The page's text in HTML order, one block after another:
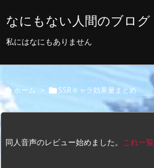
なにもない人間のブログ
私にはなにもありません
 ホーム > SSRキャラ効果量まとめ
同人音声のレビュー始めました。 これ一覧